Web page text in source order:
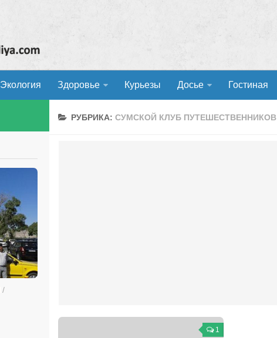
Экология Здоровье Курьезы Досье Гостиная
РУБРИКА: СУМСКОЙ КЛУБ ПУТЕШЕСТВЕННИКОВ
1
/